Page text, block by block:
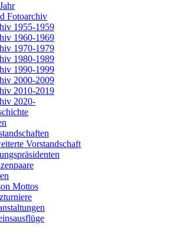
Fotoarchiv
1955-1959
1960-1969
1970-1979
1980-1989
1990-1999
2000-2009
2010-2019
2020-
Vorstandschaft
Mottos